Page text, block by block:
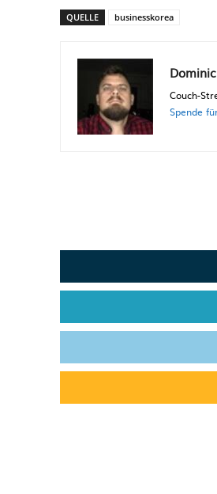
QUELLE businesskorea
Couch-
Spende